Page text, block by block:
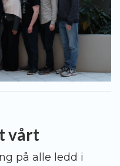
vårt
på alle ledd i